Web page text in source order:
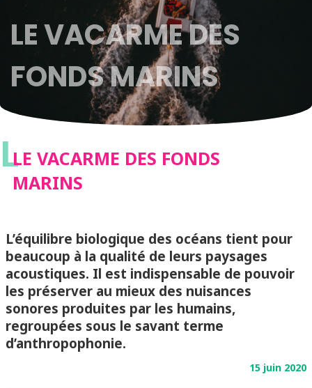
LE VACARME DES
FONDS MARINS
LLE VACARME DES FONDS
MARINS
L’équilibre biologique des océans tient pour
beaucoup à la qualité de leurs paysages
acoustiques. Il est indispensable de pouvoir
les préserver au mieux des nuisances
sonores produites par les humains,
regroupées sous le savant terme
d’anthropophonie.
15 juin 2020